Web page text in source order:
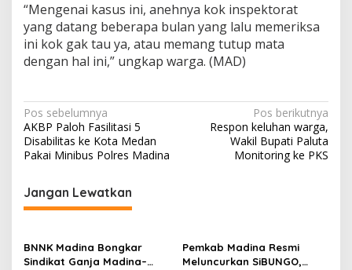
“Mengenai kasus ini, anehnya kok inspektorat
yang datang beberapa bulan yang lalu memeriksa
ini kok gak tau ya, atau memang tutup mata
dengan hal ini,” ungkap warga. (MAD)
Navigasi
pos
Pos sebelumnya
AKBP Paloh Fasilitasi 5
Disabilitas ke Kota Medan
Pakai Minibus Polres Madina
Pos berikutnya
Respon keluhan warga,
Wakil Bupati Paluta
Monitoring ke PKS
Jangan Lewatkan
BNNK Madina Bongkar
Sindikat Ganja Madina–
Pemkab Madina Resmi
Meluncurkan SiBUNGO,